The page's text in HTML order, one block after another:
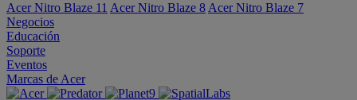
Acer Nitro Blaze 11 Acer Nitro Blaze 8 Acer Nitro Blaze 7
Negocios
Educación
Soporte
Eventos
Marcas de Acer